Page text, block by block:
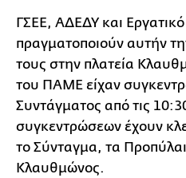
ΓΣΕΕ, ΑΔΕΔΥ και
πραγματοποιούν αυτήν
τους στην πλατεία
του ΠΑΜΕ είχαν
Συντάγματος από τις
συγκεντρώσεων έχουν
το Σύνταγμα, τα
Κλαυθμώνος.